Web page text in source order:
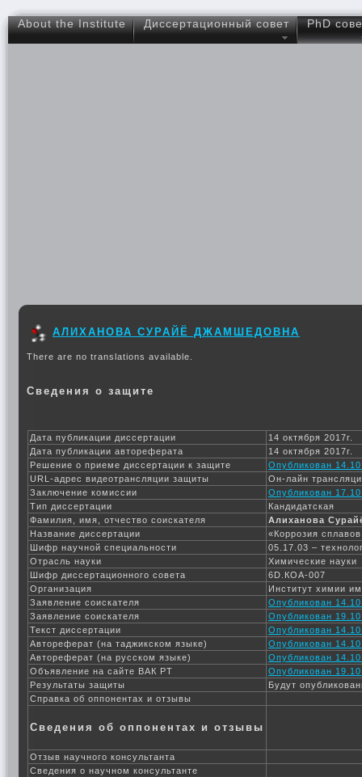
About the Institute Диссертационный совет PhD
АЛИХАНОВА СУРАЙЁ ДЖАМШЕДОВНА
There are no translations available.
Сведения о защите
Дата публикации диссертации
14 октября 2017г.
Дата публикации автореферата
14 октября 2017г.
Решение о приеме диссертации к защите
Опубликован
URL-адрес видеотрансляции защиты
Он-лайн
Заключение комиссии
Опубликован
Тип диссертации
Кандидатская
Фамилия, имя, отчество соискателя
Алиханова
Название диссертации
«Коррозия
Шифр научной специальности
05.17.03 –
Отрасль науки
Химические науки
Шифр диссертационного совета
6D.КОА-007
Организация
Институт химии
Заявление соискателя
Опубликован
Заявление соискателя
Опубликован
Текст диссертации
Опубликован
Автореферат (на таджикском языке)
Опубликован
Автореферат (на русском языке)
Опубликован
Объявление на сайте ВАК РТ
Опубликован
Результаты защиты
Будут
Справка об оппонентах и отзывы
Сведения об оппонентах и отзывы
Отзыв научного консультанта
Сведения о научном консультанте